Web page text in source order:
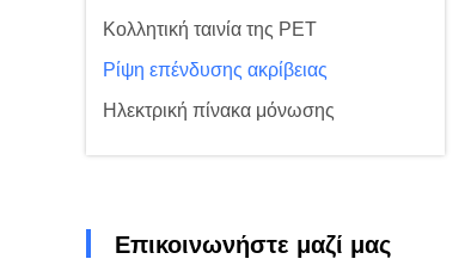
Κολλητική ταινία της PET
Ρίψη επένδυσης ακρίβειας
Ηλεκτρική πίνακα μόνωσης
Επικοινωνήστε μαζί μας